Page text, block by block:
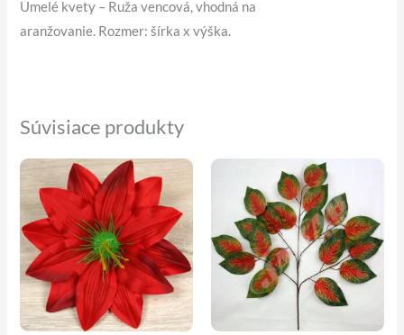
Umelé kvety – Ruža vencová, vhodná na
aranžovanie. Rozmer: šírka x výška.
Súvisiace produkty